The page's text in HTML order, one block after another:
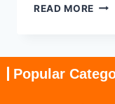
READ MORE
Popular